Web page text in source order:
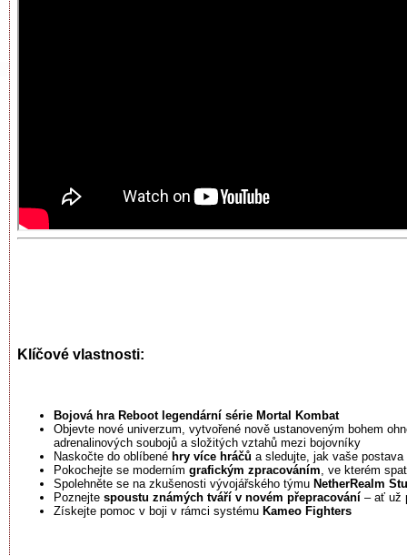
Klíčové vlastnosti:
Bojová hra Reboot legendární série Mortal Kombat
Objevte nové univerzum, vytvořené nově ustanoveným bohem
adrenalinových soubojů a složitých vztahů mezi bojovníky
Naskočte do oblíbené hry více hráčů a sledujte, jak vaše
Pokochejte se moderním grafickým zpracováním , ve kterém
Spolehněte se na zkušenosti vývojářského týmu NetherRealm
Poznejte spoustu známých tváří v novém přepracování – ať už
Získejte pomoc v boji v rámci systému Kameo Fighters